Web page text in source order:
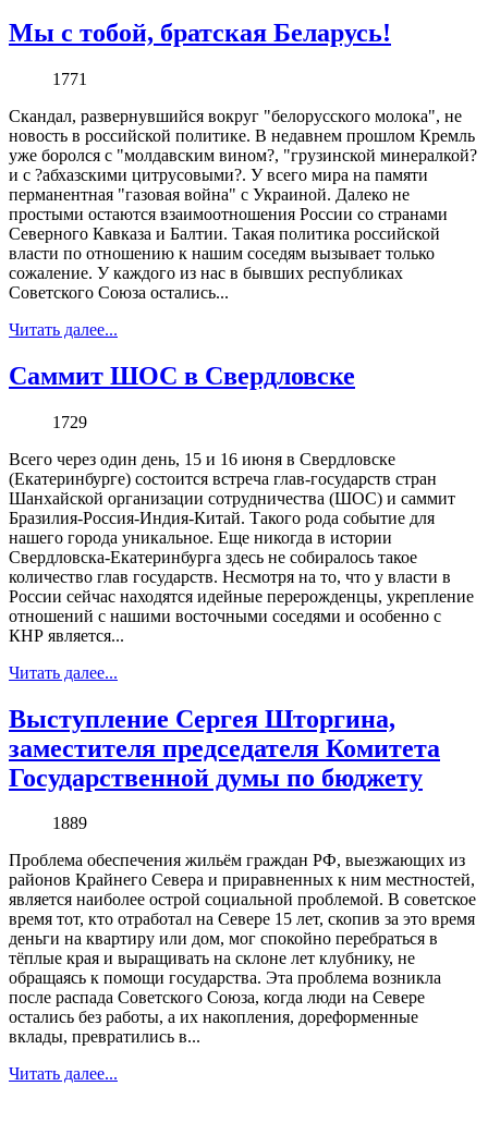
Мы с тобой, братская Беларусь!
1771
Скандал, развернувшийся вокруг "белорусского молока", не
новость в российской политике. В недавнем прошлом Кремль
уже боролся с "молдавским вином?, "грузинской минералкой?
и с ?абхазскими цитрусовыми?. У всего мира на памяти
перманентная "газовая война" с Украиной. Далеко не
простыми остаются взаимоотношения России со странами
Северного Кавказа и Балтии. Такая политика российской
власти по отношению к нашим соседям вызывает только
сожаление. У каждого из нас в бывших республиках
Советского Союза остались...
Читать далее...
Саммит ШОС в Свердловске
1729
Всего через один день, 15 и 16 июня в Свердловске
(Екатеринбурге) состоится встреча глав-государств стран
Шанхайской организации сотрудничества (ШОС) и саммит
Бразилия-Россия-Индия-Китай. Такого рода событие для
нашего города уникальное. Еще никогда в истории
Свердловска-Екатеринбурга здесь не собиралось такое
количество глав государств. Несмотря на то, что у власти в
России сейчас находятся идейные перерожденцы, укрепление
отношений с нашими восточными соседями и особенно с
КНР является...
Читать далее...
Выступление Сергея Шторгина,
заместителя председателя Комитета
Государственной думы по бюджету
1889
Проблема обеспечения жильём граждан РФ, выезжающих из
районов Крайнего Севера и приравненных к ним местностей,
является наиболее острой социальной проблемой. В советское
время тот, кто отработал на Севере 15 лет, скопив за это время
деньги на квартиру или дом, мог спокойно перебраться в
тёплые края и выращивать на склоне лет клубнику, не
обращаясь к помощи государства. Эта проблема возникла
после распада Советского Союза, когда люди на Севере
остались без работы, а их накопления, дореформенные
вклады, превратились в...
Читать далее...